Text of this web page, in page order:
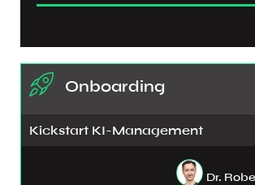
Onboarding
Kickstart KI-Management​
Dr.